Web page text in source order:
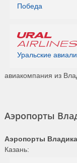
Победа
Уральские
авиакомпания из
Аэропорты
Аэропорты
Казань: